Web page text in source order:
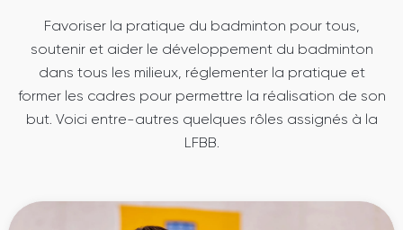
Favoriser la pratique du badminton pour tous,
soutenir et aider le développement du badminton
dans tous les milieux, réglementer la pratique et
former les cadres pour permettre la réalisation de son
but. Voici entre-autres quelques rôles assignés à la
LFBB.